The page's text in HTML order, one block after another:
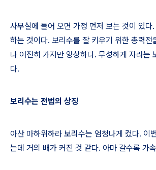
사무실에 들어 오면 가정 먼저 보는 것이 있다.
하는 것이다. 보리수를 잘 키우기 위한 총력전
나 여전히 가지만 앙상하다. 무성하게 자라는
다.
보리수는 전법의 상징
아산 마하위하라 보리수는 엄청나게 컸다. 이
는데 거의 배가 커진 것 같다. 아마 갈수록 가